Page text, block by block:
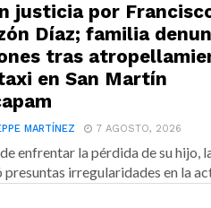
justicia por
Díaz; familia
tras
en San Martín
MARTÍNEZ 7 AGOSTO, 2026
enfrentar la pérdida de su hijo,
presuntas irregularidades en la